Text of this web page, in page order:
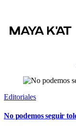
Editoriales
No podemos seguir